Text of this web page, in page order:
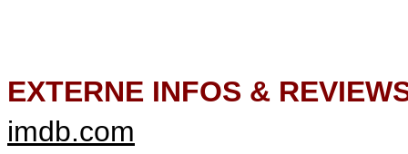
EXTERNE INFOS &
imdb.com